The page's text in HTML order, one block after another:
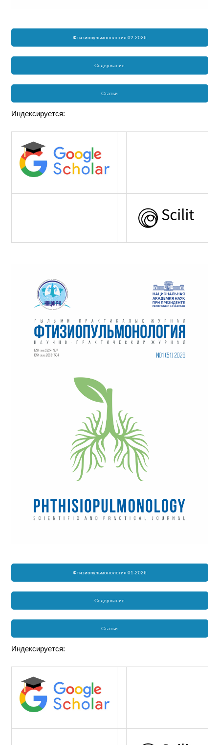
Фтизиопульмонология 02-2026
Содержание
Статьи
Индексируется:
Фтизиопульмонология 01-2026
Содержание
Статьи
Индексируется: